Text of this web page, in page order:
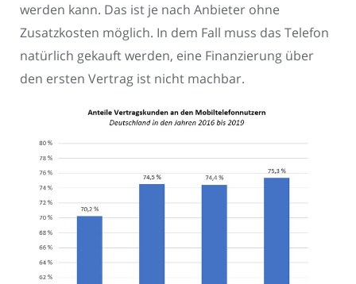
werden kann. Das ist je nach Anbieter ohne
Zusatzkosten möglich. In dem Fall muss das Telefon
natürlich gekauft werden, eine Finanzierung über
den ersten Vertrag ist nicht machbar.